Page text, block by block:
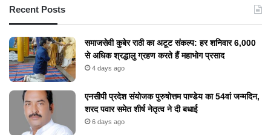
Recent Posts
समाजसेवी कुबेर राठी का अटूट संकल्प: हर शनिवार 6,000
से अधिक श्रद्धालु ग्रहण करते हैं महाभोग प्रसाद
4 days ago
एनसीपी प्रदेश संयोजक पुरुषोत्तम पाण्डेय का 54वां जन्मदिन,
शरद पवार समेत शीर्ष नेतृत्व ने दी बधाई
6 days ago